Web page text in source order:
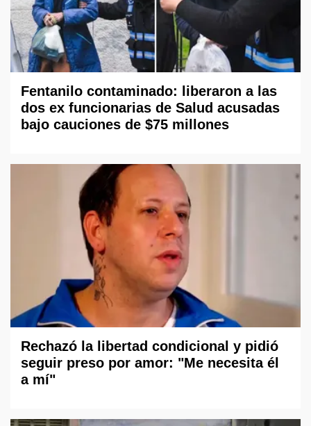
Fentanilo contaminado: liberaron a las
dos ex funcionarias de Salud acusadas
bajo cauciones de $75 millones
Rechazó la libertad condicional y pidió
seguir preso por amor: "Me necesita él
a mí"